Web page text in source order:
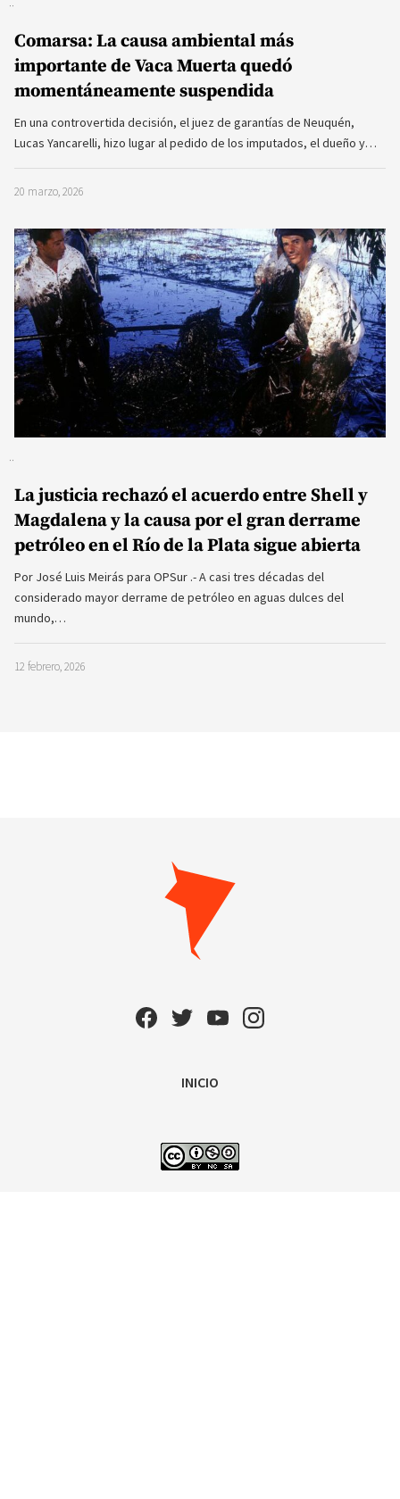
Comarsa: La causa ambiental más
importante de Vaca Muerta quedó
momentáneamente suspendida
En una controvertida decisión, el juez de garantías de Neuquén,
Lucas Yancarelli, hizo lugar al pedido de los imputados, el dueño y…
20 marzo, 2026
La justicia rechazó el acuerdo entre Shell y
Magdalena y la causa por el gran derrame
petróleo en el Río de la Plata sigue abierta
Por José Luis Meirás para OPSur .- A casi tres décadas del
considerado mayor derrame de petróleo en aguas dulces del
mundo,…
12 febrero, 2026
INICIO